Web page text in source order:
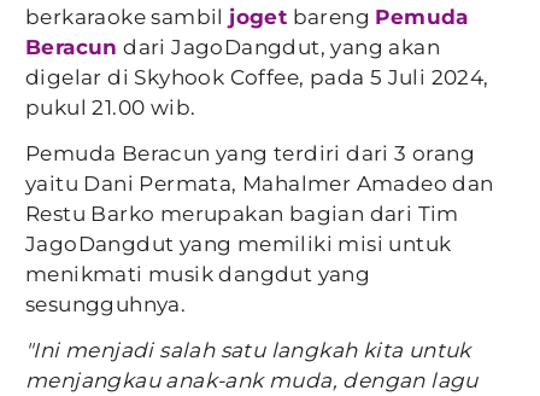
berkaraoke sambil joget bareng Pemuda
Beracun dari JagoDangdut, yang akan
digelar di Skyhook Coffee, pada 5 Juli 2024,
pukul 21.00 wib.
Pemuda Beracun yang terdiri dari 3 orang
yaitu Dani Permata, Mahalmer Amadeo dan
Restu Barko merupakan bagian dari Tim
JagoDangdut yang memiliki misi untuk
menikmati musik dangdut yang
sesungguhnya.
"Ini menjadi salah satu langkah kita untuk
menjangkau anak-ank muda, dengan lagu